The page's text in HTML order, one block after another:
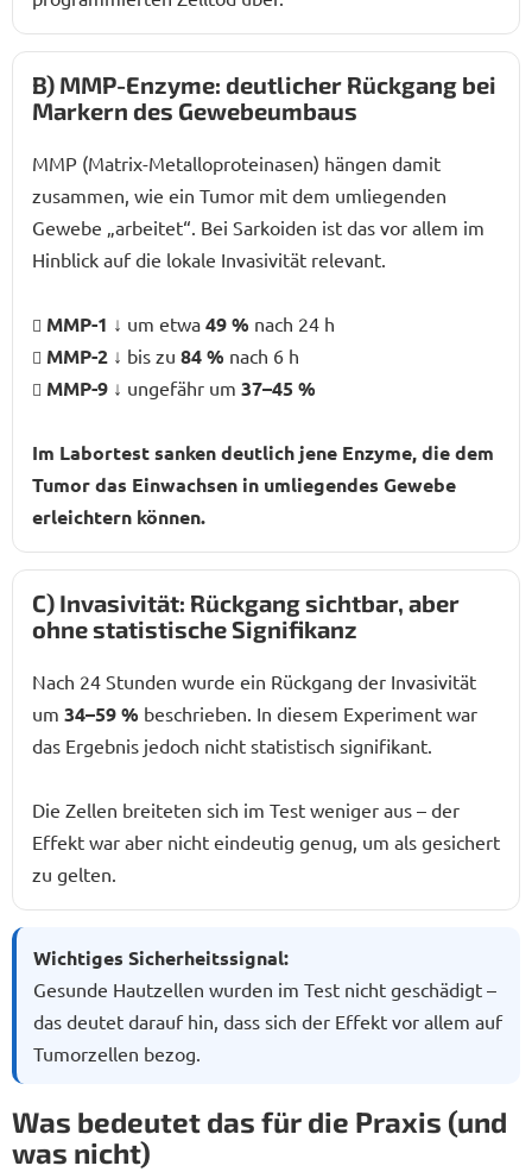
B) MMP-Enzyme: deutlicher Rückgang bei
Markern des Gewebeumbaus
MMP (Matrix-Metalloproteinasen) hängen damit
zusammen, wie ein Tumor mit dem umliegenden
Gewebe „arbeitet“. Bei Sarkoiden ist das vor allem im
Hinblick auf die lokale Invasivität relevant.
MMP-1 ↓ um etwa 49 % nach 24 h
MMP-2 ↓ bis zu 84 % nach 6 h
MMP-9 ↓ ungefähr um 37–45 %
Im Labortest sanken deutlich jene Enzyme, die dem
Tumor das Einwachsen in umliegendes Gewebe
erleichtern können.
C) Invasivität: Rückgang sichtbar, aber
ohne statistische Signifikanz
Nach 24 Stunden wurde ein Rückgang der Invasivität
um 34–59 % beschrieben. In diesem Experiment war
das Ergebnis jedoch nicht statistisch signifikant.
Die Zellen breiteten sich im Test weniger aus – der
Effekt war aber nicht eindeutig genug, um als gesichert
zu gelten.
Wichtiges Sicherheitssignal:
Gesunde Hautzellen wurden im Test nicht geschädigt –
das deutet darauf hin, dass sich der Effekt vor allem auf
Tumorzellen bezog
Was bedeutet das für die Praxis (und
was nicht)